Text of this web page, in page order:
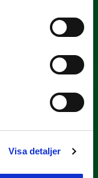
Visa detaljer
juni